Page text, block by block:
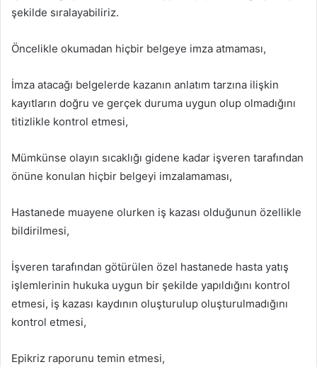
şekilde sıralayabiliriz.
Öncelikle okumadan hiçbir belgeye imza atmaması,
İmza atacağı belgelerde kazanın anlatım tarzına ilişkin
kayıtların doğru ve gerçek duruma uygun olup olmadığını
titizlikle kontrol etmesi,
Mümkünse olayın sıcaklığı gidene kadar işveren tarafından
önüne konulan hiçbir belgeyi imzalamaması,
Hastanede muayene olurken iş kazası olduğunun özellikle
bildirilmesi,
İşveren tarafından götürülen özel hastanede hasta yatış
işlemlerinin hukuka uygun bir şekilde yapıldığını kontrol
etmesi, iş kazası kaydının oluşturulup oluşturulmadığını
kontrol etmesi,
Epikriz raporunu temin etmesi,